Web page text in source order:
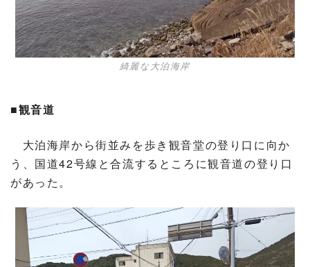
綺麗な大泊海岸
■観音道
大泊海岸から街並みを歩き観音堂の登り口に向か
う、国道42号線と合流するところに観音道の登り口
があった。